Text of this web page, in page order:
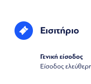
Εισιτήριο
Γενική είσοδος
Είσοδος